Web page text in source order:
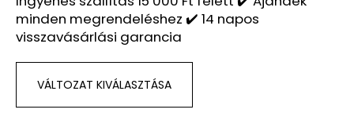
minden megrendeléshez ✔️ 14 napos
visszavásárlási garancia
VÁLTOZAT KIVÁLASZTÁSA
PARFÜMÖT,
AMELYIK
TETSZIK.
Ft15
Korábbi:
Ft17